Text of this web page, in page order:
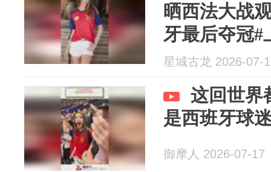
晒西法大战
牙最后夺冠#
星城古龙 2026-07-
这回世界
是西班牙球
御摩人 2026-07-17